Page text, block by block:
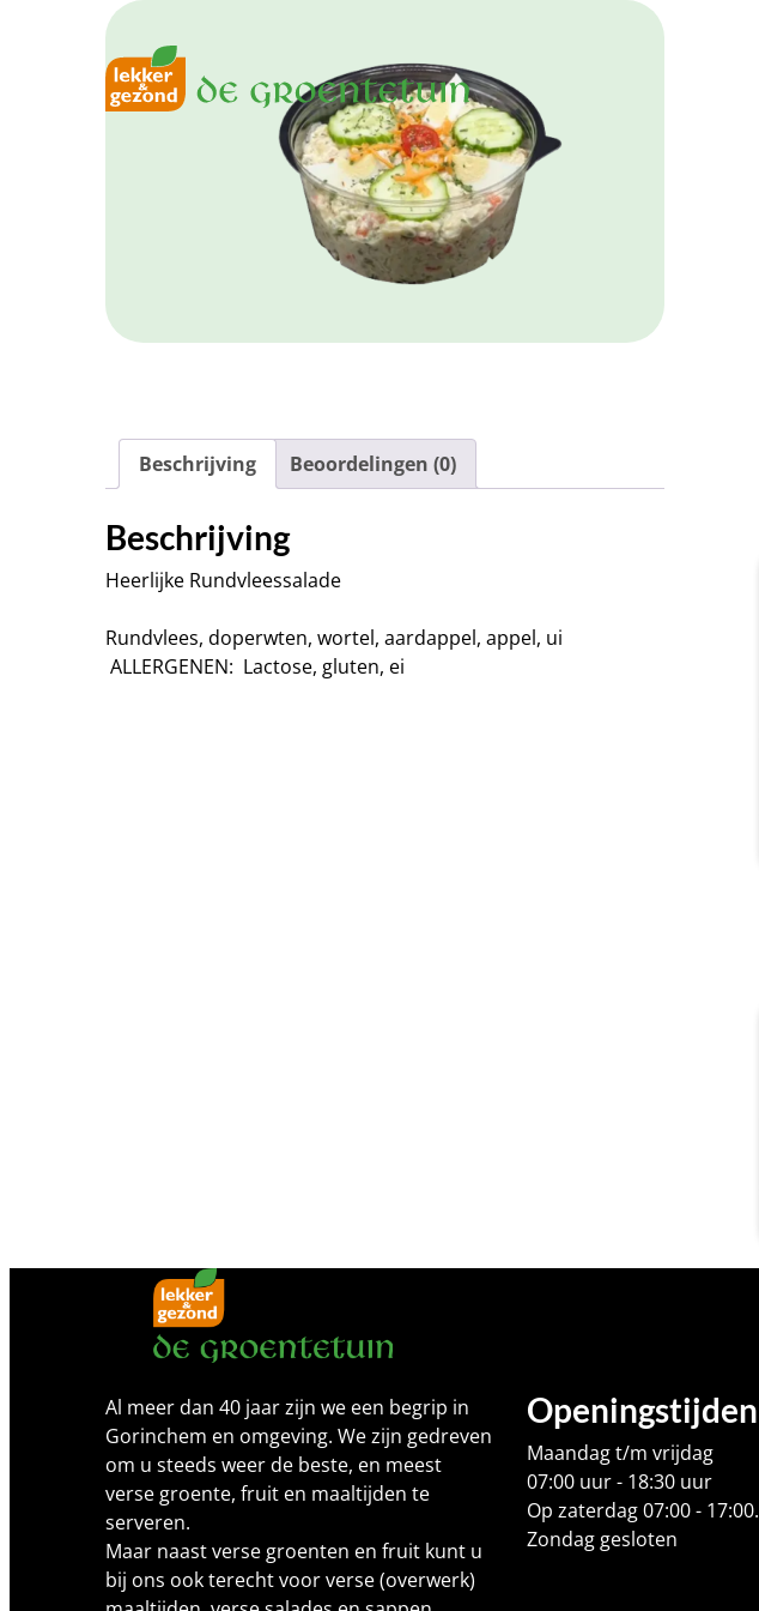
Beschrijving Beoordelingen (0)
Beschrijving
Heerlijke Rundvleessalade
Rundvlees, doperwten, wortel, aardappel, appel, ui
ALLERGENEN: Lactose, gluten, ei
Al meer dan 40 jaar zijn we een begrip in
Gorinchem en omgeving. We zijn gedreven
om u steeds weer de beste, en meest
verse groente, fruit en maaltijden te
serveren.
Maar naast verse groenten en fruit kunt u
bij ons ook terecht voor verse (overwerk)
Openingstijden
Maandag t/m vrijdag
07:00 uur - 18:30 uur
Op zaterdag 07:00 - 17:00.
Zondag gesloten